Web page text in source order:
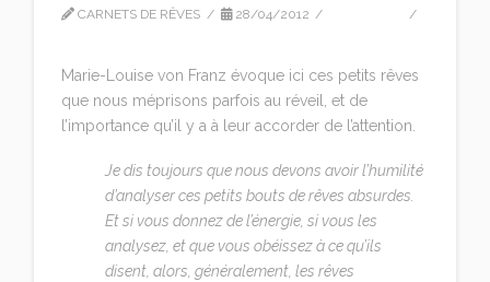
CARNETS DE RÊVES 28/04/2012
Marie-Louise von Franz évoque ici ces petits rêves
que nous méprisons parfois au réveil, et de
l’importance qu’il y a à leur accorder de l’attention.
Je dis toujours que nous devons avoir l’humilité
d’analyser ces petits bouts de rêves absurdes.
Et si vous donnez de l’énergie, si vous les
analysez, et que vous obéissez à ce qu’ils
disent, alors, généralement, les rêves